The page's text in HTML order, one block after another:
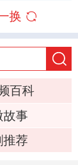
换
百科
故事
推荐